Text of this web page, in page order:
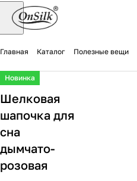
Главная Каталог Полезные вещи
Новинка
Шелковая
шапочка для
сна
дымчато-
розовая